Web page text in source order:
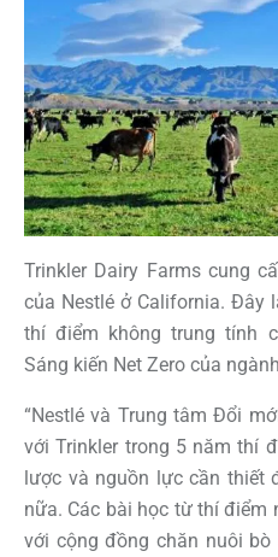
Trinkler Dairy Farms cung
của Nestlé ở California. Đây
thí điểm không trung tính
Sáng kiến ​​Net Zero của
“Nestlé và Trung tâm Đổi
với Trinkler trong 5 năm thí
lược và nguồn lực cần thiết
nữa. Các bài học từ thí điểm
với cộng đồng chăn nuôi